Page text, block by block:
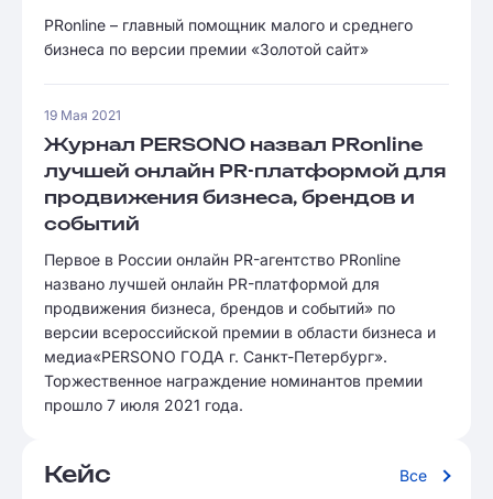
PRonline – главный помощник малого и среднего
бизнеса по версии премии «Золотой сайт»
19 Мая 2021
Журнал PERSONO назвал PRonline
лучшей онлайн PR-платформой для
продвижения бизнеса, брендов и
событий
Первое в России онлайн PR-агентство PRonline
названо лучшей онлайн PR-платформой для
продвижения бизнеса, брендов и событий» по
версии всероссийской премии в области бизнеса и
медиа«PERSONO ГОДА г. Санкт-Петербург».
Торжественное награждение номинантов премии
прошло 7 июля 2021 года.
Кейс Все